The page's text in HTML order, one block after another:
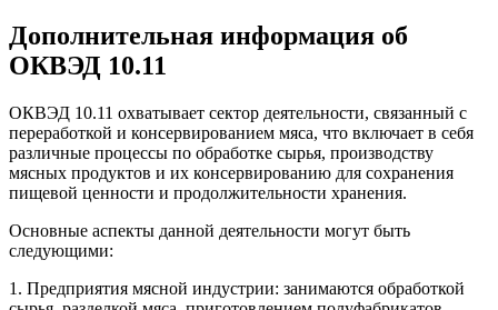
Дополнительная информация об
ОКВЭД 10.11
ОКВЭД 10.11 охватывает сектор деятельности, связанный с
переработкой и консервированием мяса, что включает в себя
различные процессы по обработке сырья, производству
мясных продуктов и их консервированию для сохранения
пищевой ценности и продолжительности хранения.
Основные аспекты данной деятельности могут быть
следующими:
1. Предприятия мясной индустрии: занимаются обработкой